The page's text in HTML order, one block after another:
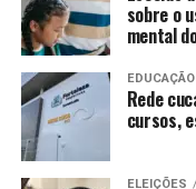
sobre o
mental
EDUCAÇÃO
Rede
cursos,
ELEIÇÕES